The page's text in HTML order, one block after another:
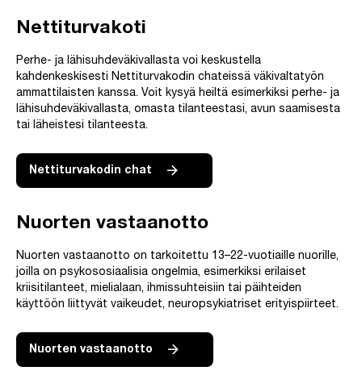
Nettiturvakoti
Perhe- ja lähisuhdeväkivallasta voi keskustella
kahdenkeskisesti Nettiturvakodin chateissä väkivaltatyön
ammattilaisten kanssa. Voit kysyä heiltä esimerkiksi perhe- ja
lähisuhdeväkivallasta, omasta tilanteestasi, avun saamisesta
tai läheistesi tilanteesta.
Nettiturvakodin chat
Nuorten vastaanotto
Nuorten vastaanotto on tarkoitettu 13–22-vuotiaille nuorille,
joilla on psykososiaalisia ongelmia, esimerkiksi erilaiset
kriisitilanteet, mielialaan, ihmissuhteisiin tai päihteiden
käyttöön liittyvät vaikeudet, neuropsykiatriset erityispiirteet.
Nuorten vastaanotto